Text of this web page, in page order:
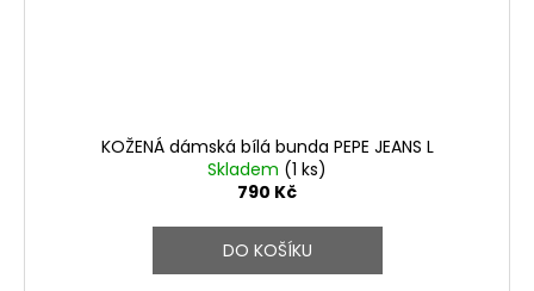
KOŽENÁ dámská bílá bunda PEPE JEANS L
Skladem (1 ks)
790 Kč
DO KOŠÍKU